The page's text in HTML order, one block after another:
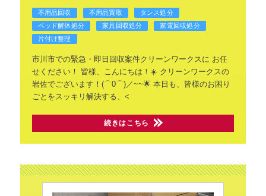
不用品回収 不用品買取
タンス処分
ベッド解体処分
家具回収処分
家電回収処分
片付け整理
市川市での緊急・即日回収案件クリーンワークスに お任
せください！
皆様、こんにちは！☀️クリーンワークスの
岩佐でございます！(⌒0⌒)／~~🌟 本日も、皆様のお困り
ごとをスッキリ解決する、<
続きはこちら